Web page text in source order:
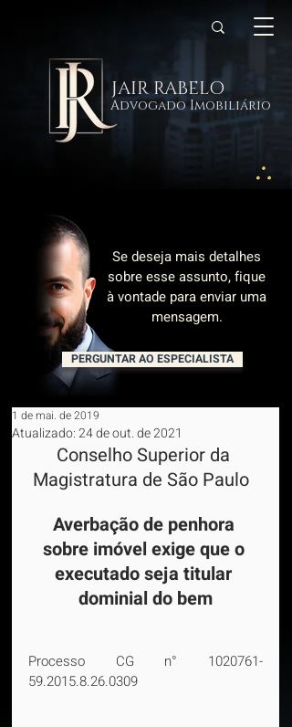
JAIR RABELO
Advogado Imobiliário
Se deseja mais detalhes
sobre esse assunto, fique
à vontade para enviar uma
mensagem.
PERGUNTAR AO ESPECIALISTA
1 de mai. de 2019
Atualizado:24 de out. de 2021
Conselho Superior da
Magistratura de São Paulo
Averbação de penhora
sobre imóvel exige que o
executado seja titular
dominial do bem
Processo CG n° 1020761-
59.2015.8.26.0309